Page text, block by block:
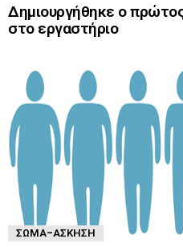
Δημιουργήθηκε ο
στο εργαστήριο
ΣΏΜΑ-ΆΣΚΗΣΗ